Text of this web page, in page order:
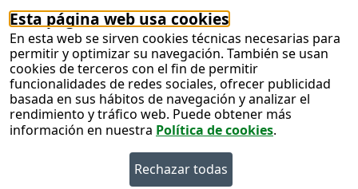
Esta página web usa cookies
En esta web se sirven cookies técnicas necesarias para
permitir y optimizar su navegación. También se usan
cookies de terceros con el fin de permitir
funcionalidades de redes sociales, ofrecer publicidad
basada en sus hábitos de navegación y analizar el
rendimiento y tráfico web. Puede obtener más
información en nuestra Política de cookies.